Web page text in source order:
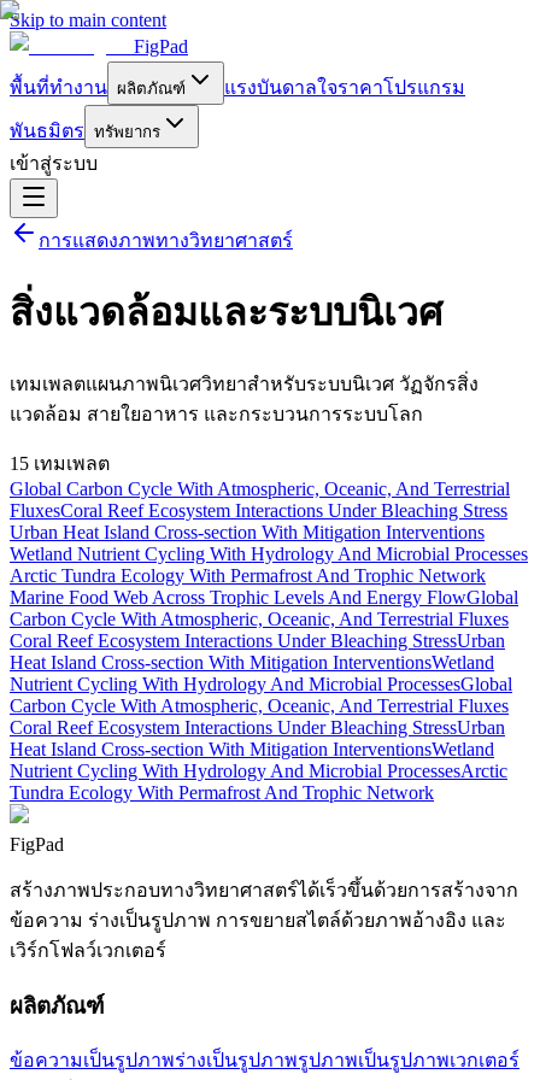
Skip to main content
FigPad
พื้นที่ทำงาน ผลิตภัณฑ์ แรงบันดาลใจราคาโปรแกรม
พันธมิตร ทรัพยากร
เข้าสู่ระบบ
การแสดงภาพทางวิทยาศาสตร์
สิ่งแวดล้อมและระบบนิเวศ
เทมเพลตแผนภาพนิเวศวิทยาสำหรับระบบนิเวศ วัฏจักรสิ่ง
แวดล้อม สายใยอาหาร และกระบวนการระบบโลก
15 เทมเพลต
Global Carbon Cycle With Atmospheric, Oceanic, And Terrestrial
FluxesCoral Reef Ecosystem Interactions Under Bleaching Stress
Urban Heat Island Cross-section With Mitigation Interventions
Wetland Nutrient Cycling With Hydrology And Microbial Processes
Arctic Tundra Ecology With Permafrost And Trophic Network
Marine Food Web Across Trophic Levels And Energy FlowGlobal
Carbon Cycle With Atmospheric, Oceanic, And Terrestrial Fluxes
Coral Reef Ecosystem Interactions Under Bleaching StressUrban
Heat Island Cross-section With Mitigation InterventionsWetland
Nutrient Cycling With Hydrology And Microbial ProcessesGlobal
Carbon Cycle With Atmospheric, Oceanic, And Terrestrial Fluxes
Coral Reef Ecosystem Interactions Under Bleaching StressUrban
Heat Island Cross-section With Mitigation InterventionsWetland
Nutrient Cycling With Hydrology And Microbial ProcessesArctic
Tundra Ecology With Permafrost And Trophic Network
FigPad
สร้างภาพประกอบทางวิทยาศาสตร์ได้เร็วขึ้นด้วยการสร้างจาก
ข้อความ ร่างเป็นรูปภาพ การขยายสไตล์ด้วยภาพอ้างอิง และ
เวิร์กโฟลว์เวกเตอร์
ผลิตภัณฑ์
ข้อความเป็นรูปภาพร่างเป็นรูปภาพรูปภาพเป็นรูปภาพเวกเตอร์